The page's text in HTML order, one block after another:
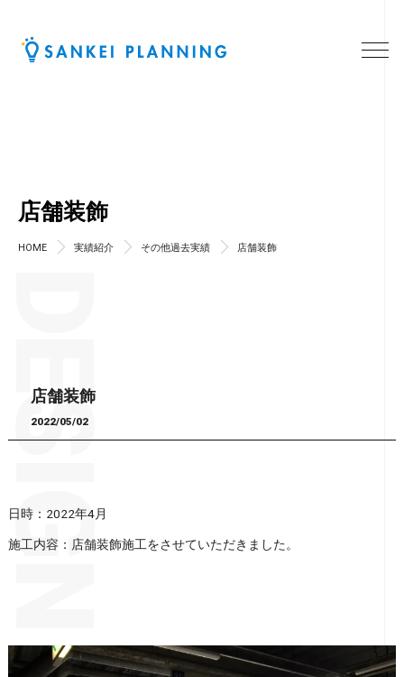
店舗装飾
HOME 実績紹介 その他過去実績 店舗装飾
店舗装飾
2022/05/02
日時：2022年4月
施工内容：店舗装飾施工をさせていただきました。